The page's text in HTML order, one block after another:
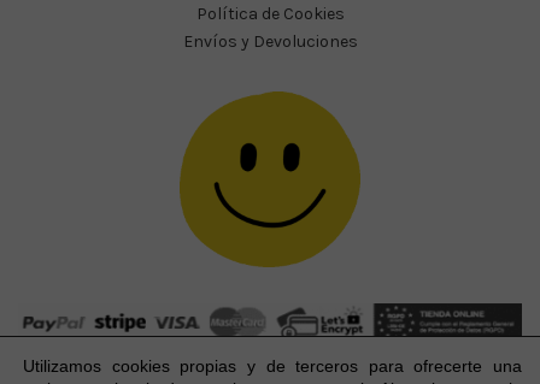
Política de Cookies
Envíos y Devoluciones
Utilizamos cookies propias y de terceros para ofrecerte una